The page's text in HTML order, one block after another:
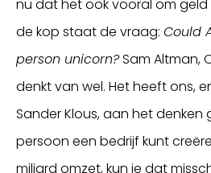
nu dat het ook vooral om geld
de kop staat de vraag: Could
person unicorn?Sam Altman,
denkt van wel. Het heeft ons,
Sander Klous, aan het denken
persoon een bedrijf kunt
miljard omzet, kun je dat